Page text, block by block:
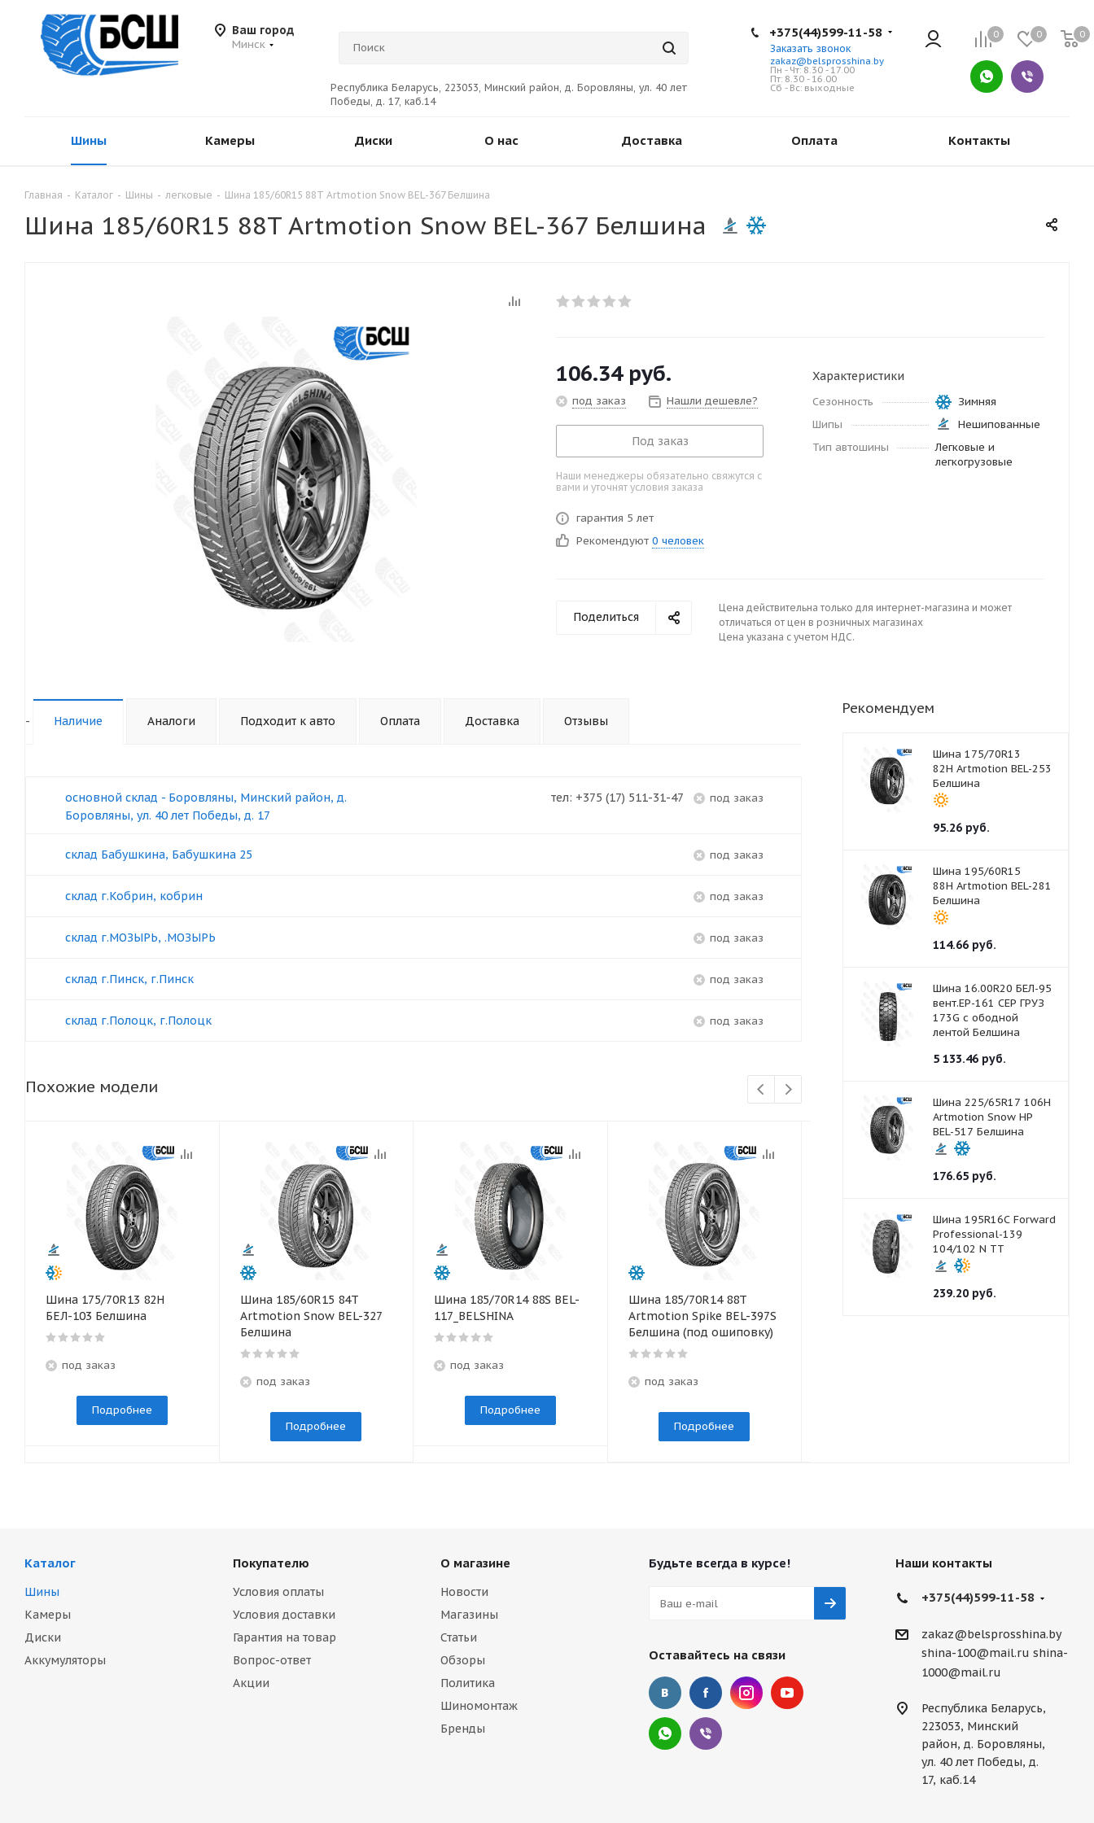
Ваш город
Минск
Республика Беларусь, 223053, Минский район, д. Боровляны, ул. 40 лет
Победы, д. 17, каб.14
0 0 0
+375(44)599-11-58
Заказать звонок
zakaz@belsprosshina.by
Пн - Чт: 8.30 - 17.00
Пт: 8.30 - 16.00
Сб - Вс: выходные
Шины Камеры Диски О нас Доставка Оплата Контакты
Главная - Каталог - Шины - легковые - Шина 185/60R15 88T Artmotion Snow BEL-367 Белшина
Шина 185/60R15 88T Artmotion Snow BEL-367 Белшина
106.34руб.
под заказ Нашли дешевле?
Под заказ
Наши менеджеры обязательно свяжутся с
вами и уточнят условия заказа
гарантия 5 лет
Рекомендуют 0 человек
Характеристики
Сезонность
Зимняя
Шипы
Нешипованные
Тип автошины
Легковые и
легкогрузовые
Поделиться
Цена действительна только для интернет-магазина и может
отличаться от цен в розничных магазинах
Цена указана с учетом НДС.
- Наличие Аналоги Подходит к авто Оплата Доставка Отзывы
тел: +375 (17) 511-31-47 под заказ
основной склад - Боровляны, Минский район, д.
Боровляны, ул. 40 лет Победы, д. 17
под заказ
склад Бабушкина, Бабушкина 25
под заказ
склад г.Кобрин, кобрин
под заказ
склад г.МОЗЫРЬ, .МОЗЫРЬ
под заказ
склад г.Пинск, г.Пинск
под заказ
склад г.Полоцк, г.Полоцк
Похожие модели
Шина 175/70R13 82Н
БЕЛ-103 Белшина
под заказ
Подробнее
Шина 185/60R15 84T
Artmotion Snow BEL-327
Белшина
под заказ
Подробнее
Шина 185/70R14 88S BEL-
117_BELSHINA
под заказ
Подробнее
Шина 185/70R14 88T
Artmotion Spike BEL-397S
Белшина (под ошиповку)
под заказ
Подробнее
Рекомендуем
Шина 175/70R13
82H Artmotion BEL-253
Белшина
95.26 руб.
Шина 195/60R15
88H Artmotion BEL-281
Белшина
114.66 руб.
Шина 16.00R20 БЕЛ-95
вент.ЕР-161 СЕР ГРУЗ
173G с ободной
лентой Белшина
5 133.46 руб.
Шина 225/65R17 106H
Artmotion Snow HP
BEL-517 Белшина
176.65 руб.
Шина 195R16С Forward
Professional-139
104/102 N TT
239.20 руб.
Каталог
Шины
Камеры
Диски
Аккумуляторы
Покупателю
Условия оплаты
Условия доставки
Гарантия на товар
Вопрос-ответ
Акции
О магазине
Новости
Магазины
Статьи
Обзоры
Политика
Шиномонтаж
Бренды
Будьте всегда в курсе!
Оставайтесь на связи
Наши контакты
+375(44)599-11-58
zakaz@belsprosshina.by
shina-100@mail.ru shina-
1000@mail.ru
Республика Беларусь,
223053, Минский
район, д. Боровляны,
ул. 40 лет Победы, д.
17, каб.14